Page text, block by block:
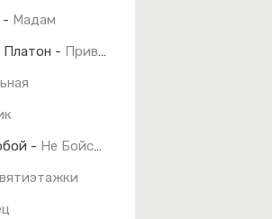
- Мадам
- Привет
- Не Бойся Ночи, Я С Тобой